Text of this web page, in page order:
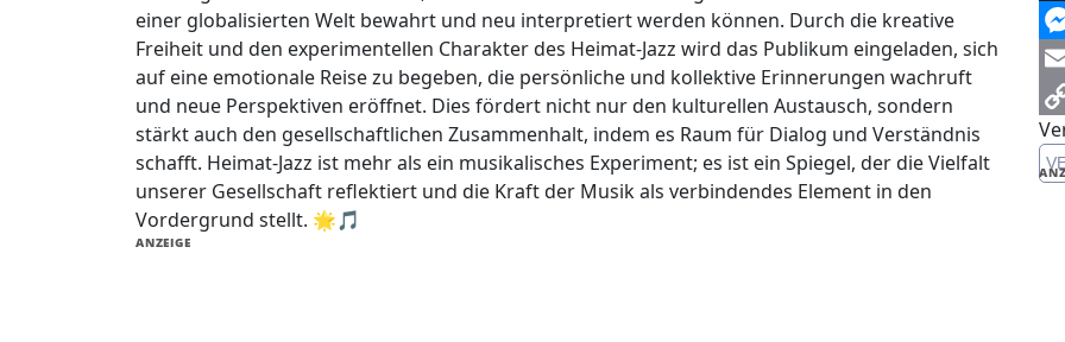
einer globalisierten Welt bewahrt und neu interpretiert werden können. Durch die kreative
Freiheit und den experimentellen Charakter des Heimat-Jazz wird das Publikum eingeladen, sich
auf eine emotionale Reise zu begeben, die persönliche und kollektive Erinnerungen wachruft
und neue Perspektiven eröffnet. Dies fördert nicht nur den kulturellen Austausch, sondern
stärkt auch den gesellschaftlichen Zusammenhalt, indem es Raum für Dialog und Verständnis
schafft. Heimat-Jazz ist mehr als ein musikalisches Experiment; es ist ein Spiegel, der die Vielfalt
unserer Gesellschaft reflektiert und die Kraft der Musik als verbindendes Element in den
Vordergrund stellt. 🌟🎵
ANZEIGE